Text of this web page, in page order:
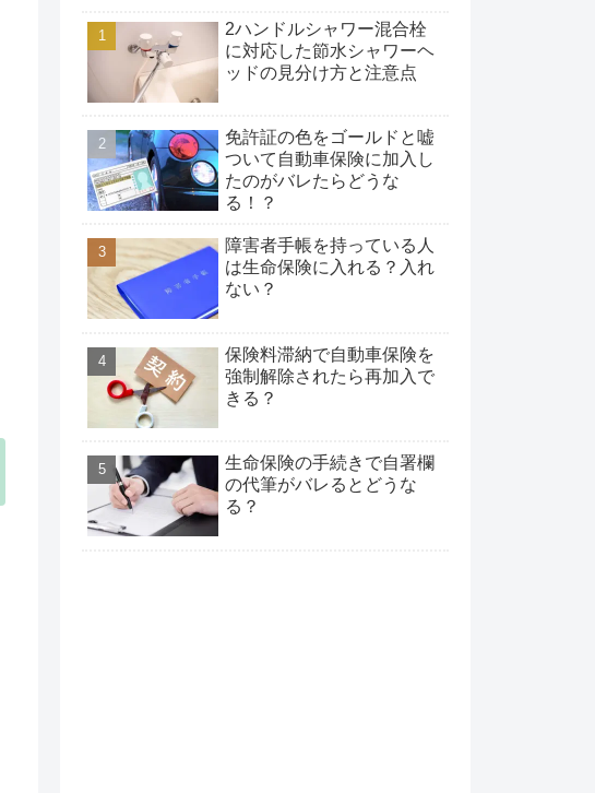
2ハンドルシャワー混合栓
に対応した節水シャワーヘ
ッドの見分け方と注意点
免許証の色をゴールドと嘘
ついて自動車保険に加入し
たのがバレたらどうな
る！？
障害者手帳を持っている人
は生命保険に入れる？入れ
ない？
保険料滞納で自動車保険を
強制解除されたら再加入で
きる？
生命保険の手続きで自署欄
の代筆がバレるとどうな
る？